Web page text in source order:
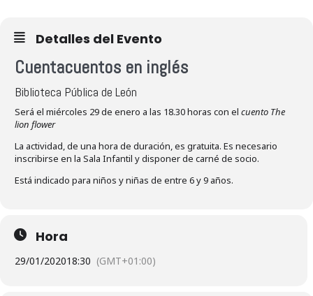
Detalles del Evento
Cuentacuentos en inglés
Biblioteca Pública de León
Será el miércoles 29 de enero a las 18.30 horas con el cuento The
lion flower
La actividad, de una hora de duración, es gratuita. Es necesario
inscribirse en la Sala Infantil y disponer de carné de socio.
Está indicado para niños y niñas de entre 6 y 9 años.
Hora
29/01/202018:30 (GMT+01:00)